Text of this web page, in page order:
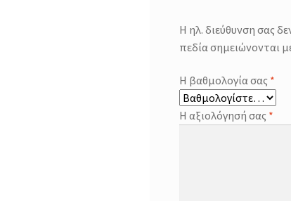
Η ηλ. διεύθυνση σας
πεδία σημειώνονται
Η βαθμολογία σας *
Η αξιολόγησή σας *